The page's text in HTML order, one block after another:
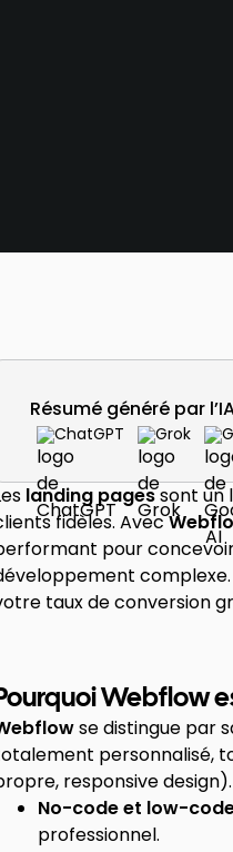
Résumé généré par
ChatGPT Grok
landing pagessont un
fidèles. Avec
pour
complexe.
taux de conversion
Webflow
se distingue par
personnalisé,
responsive design).
No-code et low-
professionnel.